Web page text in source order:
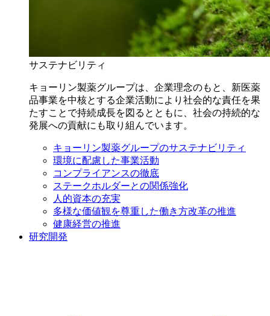
サステナビリティ
キョーリン製薬グループは、企業理念のもと、新医薬
品事業を中核とする企業活動により社会的な責任を果
たすことで持続成長を図るとともに、社会の持続的な
発展への貢献にも取り組んでいます。
キョーリン製薬グループのサステナビリティ
環境に配慮した事業活動
コンプライアンスの徹底
ステークホルダーとの関係強化
人的資本の充実
多様な価値観を尊重した働き方改革の推進
健康経営の推進
研究開発